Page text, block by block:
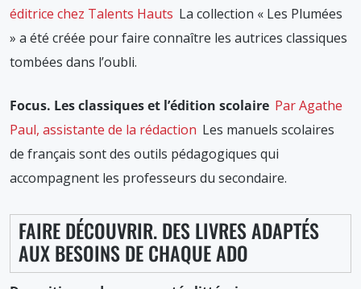
éditrice chez Talents Hauts La collection « Les Plumées
» a été créée pour faire connaître les autrices classiques
tombées dans l’oubli.
Focus. Les classiques et l’édition scolaire Par Agathe
Paul, assistante de la rédaction Les manuels scolaires
de français sont des outils pédagogiques qui
accompagnent les professeurs du secondaire.
FAIRE DÉCOUVRIR. DES LIVRES ADAPTÉS
AUX BESOINS DE CHAQUE ADO